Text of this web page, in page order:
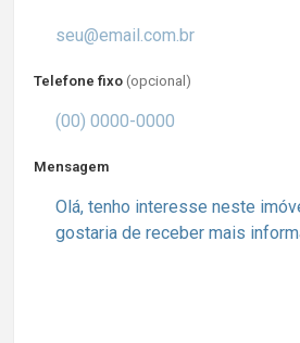
Telefone fixo (opcional)
Mensagem